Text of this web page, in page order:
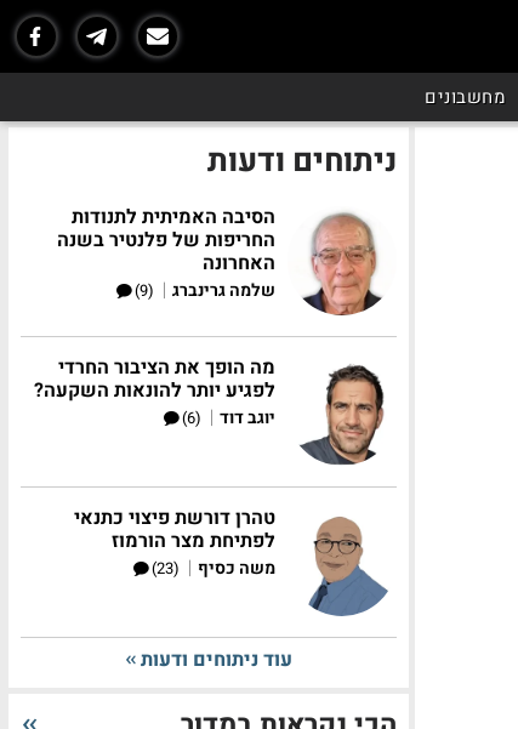
מחשבונים
ניתוחים ודעות
הסיבה האמיתית לתנודות
החריפות של פלנטיר בשנה
האחרונה
שלמה גרינברג |
(9)
מה הופך את הציבור החרדי
לפגיע יותר להונאות השקעה?
יוגב דוד |
(6)
טהרן דורשת פיצוי כתנאי
לפתיחת מצר הורמוז
משה כסיף |
(23)
עוד ניתוחים ודעות